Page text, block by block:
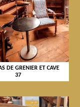
DE GRENIER ET CAVE
37